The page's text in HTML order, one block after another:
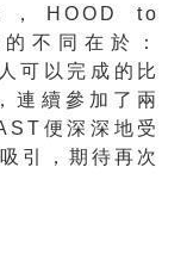
HOOD to
不同在於：
可以完成的比
連續參加了兩
便深深地受
引，期待再次